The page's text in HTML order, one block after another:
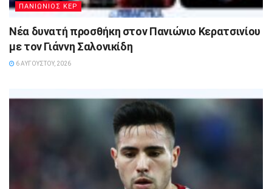
ΠΑΝΙΩΝΙΟΣ ΚΕΡ
Νέα δυνατή προσθήκη στον Πανιώνιο Κερατσινίου
με τον Γιάννη Σαλονικίδη
6 ΑΥΓΟΎΣΤΟΥ, 2026